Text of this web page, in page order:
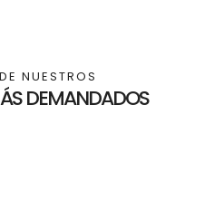
NUESTROS
DEMANDADOS